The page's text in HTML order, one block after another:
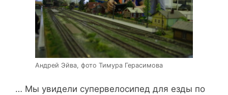
Андрей Эйва, фото Тимура Герасимова
… Мы увидели супервелосипед для езды по